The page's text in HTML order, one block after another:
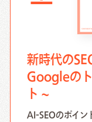
Local
資料ダウンロード
新時代の
Googleの
ト ~
AI-SEOのポイン